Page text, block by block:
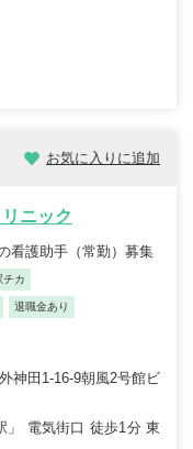
お気に入りに追加
ニック
看護助手（常勤）募集
チカ
退職金あり
神田1-16-9朝風2号館ビ
」 電気街口 徒歩1分 東